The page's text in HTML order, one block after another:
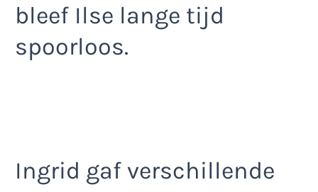
bleef Ilse lange tijd
spoorloos.
Ingrid gaf verschillende